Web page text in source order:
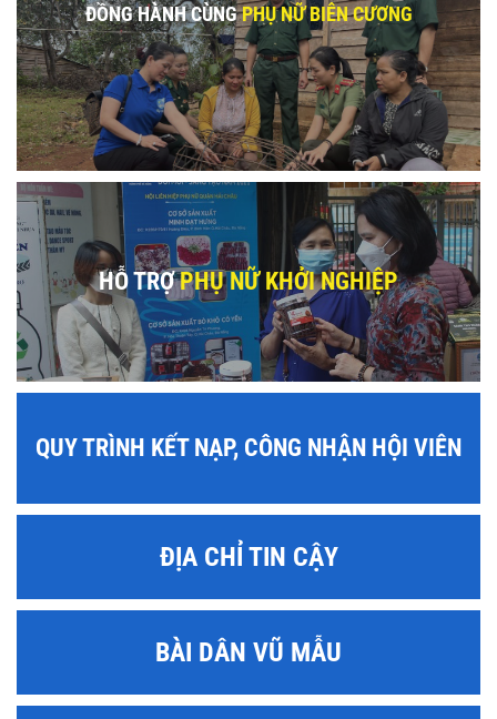
ĐỒNG HÀNH CÙNGPHỤ NỮ BIÊN CƯƠNG
HỖ TRỢPHỤ NỮ KHỞI NGHIỆP
QUY TRÌNH KẾT NẠP, CÔNG NHẬN HỘI VIÊN
ĐỊA CHỈ TIN CẬY
BÀI DÂN VŨ MẪU